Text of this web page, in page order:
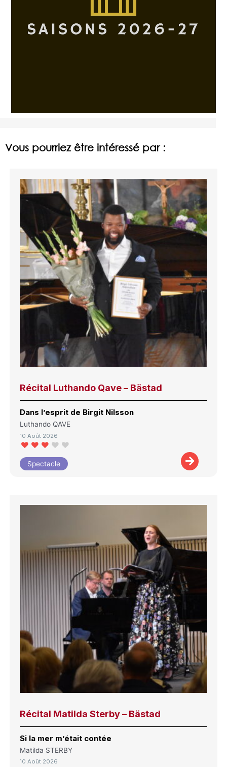
Vous pourriez être intéressé par :
Récital Luthando Qave – Bästad
Dans l’esprit de Birgit Nilsson
Luthando QAVE
10 Août 2026
Spectacle
Récital Matilda Sterby – Bästad
Si la mer m’était contée
Matilda STERBY
10 Août 2026